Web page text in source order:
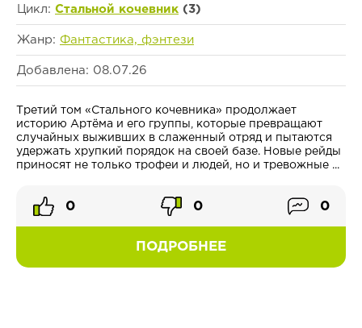
Цикл: Стальной кочевник (3)
Жанр: Фантастика, фэнтези
Добавлена: 08.07.26
Третий том «Стального кочевника» продолжает
историю Артёма и его группы, которые превращают
случайных выживших в слаженный отряд и пытаются
удержать хрупкий порядок на своей базе. Новые рейды
приносят не только трофеи и людей, но и тревожные ...
ПОДРОБНЕЕ
0 0 0